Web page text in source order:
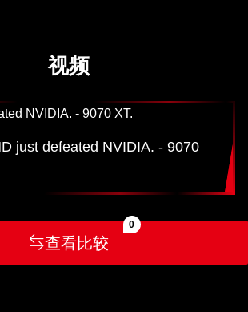
视频
just defeated NVIDIA. - 9070
查看比较
0